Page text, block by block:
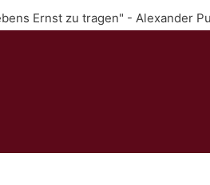
Ernst zu tragen" - Alexander